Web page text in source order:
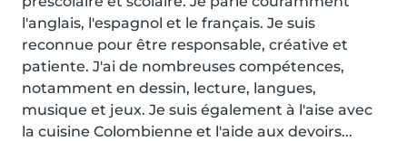
l'anglais, l'espagnol et le français. Je suis
reconnue pour être responsable, créative et
patiente. J'ai de nombreuses compétences,
notamment en dessin, lecture, langues,
musique et jeux. Je suis également à l'aise avec
la cuisine Colombienne et l'aide aux devoirs...